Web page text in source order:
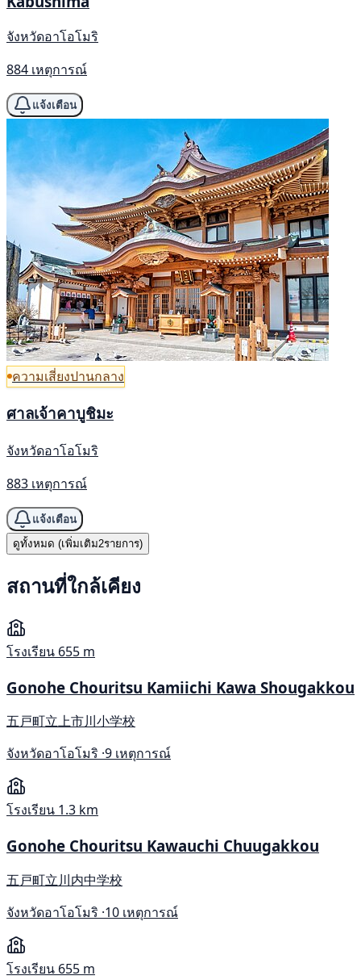
จังหวัดอาโอโมริ
884 เหตุการณ์
แจ้งเตือน
ความเสี่ยงปานกลาง
ศาลเจ้าคาบูชิมะ
จังหวัดอาโอโมริ
883 เหตุการณ์
แจ้งเตือน
ดูทั้งหมด (เพิ่มเติม2รายการ)
สถานที่ใกล้เคียง
โรงเรียน 655 m
Gonohe Chouritsu Kamiichi Kawa Shougakkou
五戸町立上市川小学校
จังหวัดอาโอโมริ ·9 เหตุการณ์
โรงเรียน 1.3 km
Gonohe Chouritsu Kawauchi Chuugakkou
五戸町立川内中学校
จังหวัดอาโอโมริ ·10 เหตุการณ์
โรงเรียน 655 m